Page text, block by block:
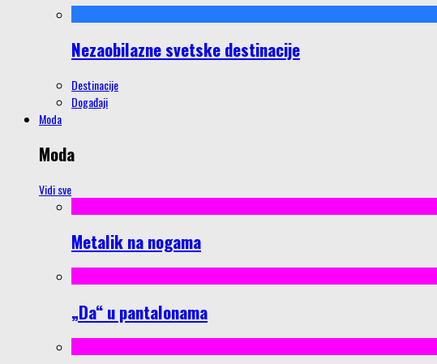
Nezaobilazne svetske destinacije
Destinacije
Događaji
Moda
Moda
Vidi sve
Metalik na nogama
„Da“ u pantalonama